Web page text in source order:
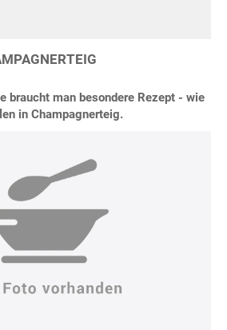
braucht man besondere Rezept - wie
in Champagnerteig.